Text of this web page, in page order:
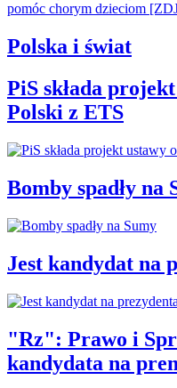
Polska i świat
PiS składa
Polski z ETS
Bomby spadły na
Jest kandydat na
"Rz": Prawo i
kandydata na